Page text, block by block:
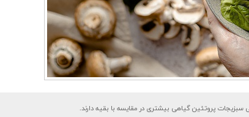
سبزیجات پروتئین گیاهی بیشتری در مقایسه با بقیه دارند.